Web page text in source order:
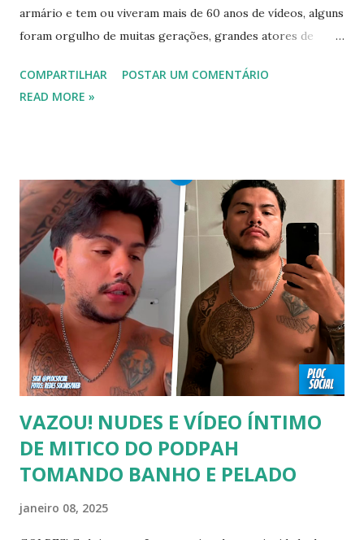
armário e tem ou viveram mais de 60 anos de vídeos, alguns
foram orgulho de muitas gerações, grandes atores de
foram gays, bissexuais ou algo mais. 20 GAYS IDOSOS •
FAMOSOS GAYS QUE SAIRAM DO ARMÁRIO E SE
00:04 Abertura do vídeo: 00:15 AVISO 00:18 Não é
recomendado “retirar alguém do armário”, sexualidade e
tempo é algo particular de cada indivíduo, cabendo somente
a ele sair ou não. As pessoas mencionadas nesse vídeo
escolheram ser públicas e antes deste TODAS já tiveram a
sexualidade exposta. MAIORES DE 60 ANOS Tuca Andrada
00:41 Famosos foi flagrado beijando outro homem no
carnaval do Rio Alexandre Frota 00:56 Ator se diz hetero,
mas fez filmes com tr...
COMPARTILHAR
POSTAR UM COMENTÁRIO
READ MORE »
VAZOU! NUDES E VÍDEO ÍNTIMO
DE MITICO DO PODPAH
TOMANDO BANHO E PELADO
janeiro 08, 2025